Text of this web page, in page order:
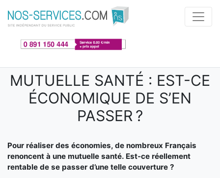
Aller au contenu principal
MUTUELLE SANTÉ : EST-CE
ÉCONOMIQUE DE S’EN
PASSER ?
Pour réaliser des économies, de nombreux Français
renoncent à une mutuelle santé. Est-ce réellement
rentable de se passer d’une telle couverture ?